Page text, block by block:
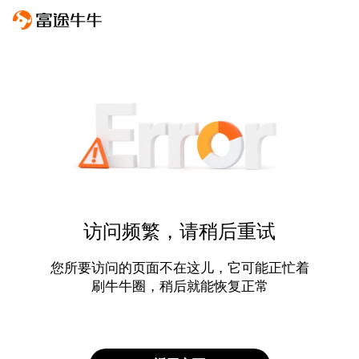
访问频繁，请稍后重试
您所要访问的页面不在这儿，它可能正忙着
刷牛牛圈，稍后就能恢复正常